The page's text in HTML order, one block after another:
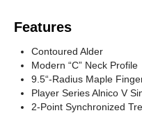
Features
Contoured Alder
Modern “C” Neck Profile
9.5“-Radius Maple
Player Series Alnico V
2-Point Synchronized